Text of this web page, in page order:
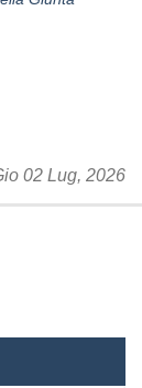
02 Lug, 2026